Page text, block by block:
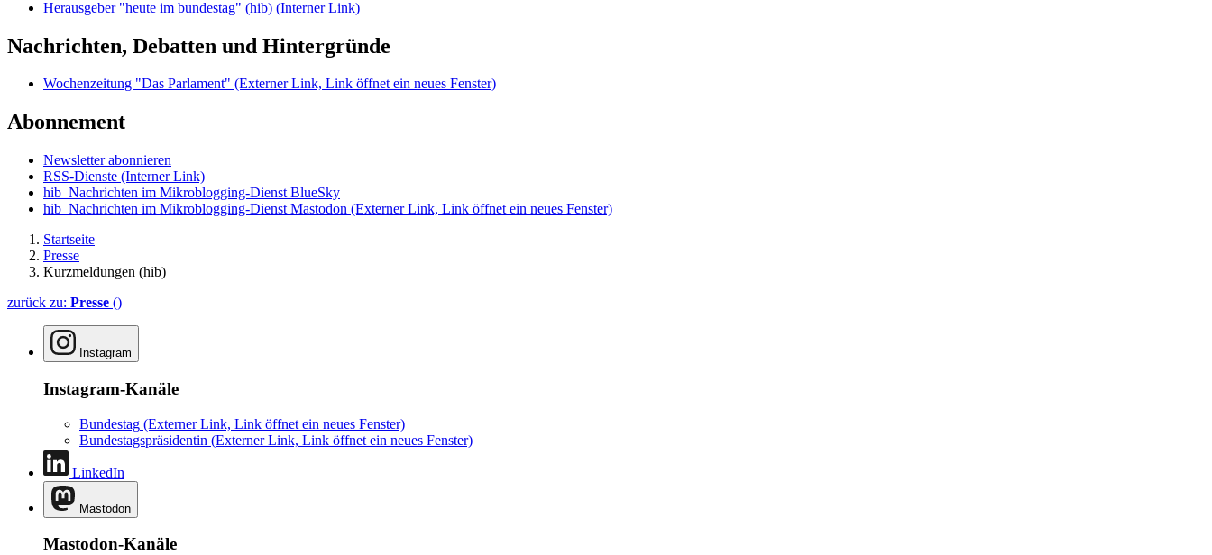
Herausgeber "heute im bundestag" (hib) (Interner Link)
Nachrichten, Debatten und Hintergründe
Wochenzeitung "Das Parlament" (Externer Link, Link öffnet ein neues Fenster)
Abonnement
Newsletter abonnieren
RSS-Dienste (Interner Link)
hib_Nachrichten im Mikroblogging-Dienst BlueSky
hib_Nachrichten im Mikroblogging-Dienst Mastodon (Externer Link, Link öffnet ein neues Fenster)
Startseite
Presse
Kurzmeldungen (hib)
zurück zu: Presse ()
Instagram
Instagram-Kanäle
Bundestag (Externer Link, Link öffnet ein neues Fenster)
Bundestagspräsidentin (Externer Link, Link öffnet ein neues Fenster)
LinkedIn
Mastodon
Mastodon-Kanäle